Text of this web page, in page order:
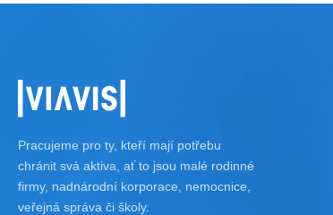
Pracujeme pro ty, kteří mají potřebu
chránit svá aktiva, ať to jsou malé rodinné
firmy, nadnárodní korporace, nemocnice,
veřejná správa či školy.